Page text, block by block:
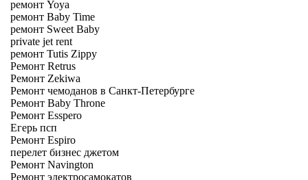
ремонт Yoya
ремонт Baby Time
ремонт Sweet Baby
private jet rent
ремонт Tutis Zippy
Ремонт Retrus
Ремонт Zekiwa
Ремонт чемоданов в Санкт-Петербурге
Ремонт Baby Throne
Ремонт Esspero
Егерь псп
Ремонт Espiro
перелет бизнес джетом
Ремонт Navington
Ремонт электросамокатов